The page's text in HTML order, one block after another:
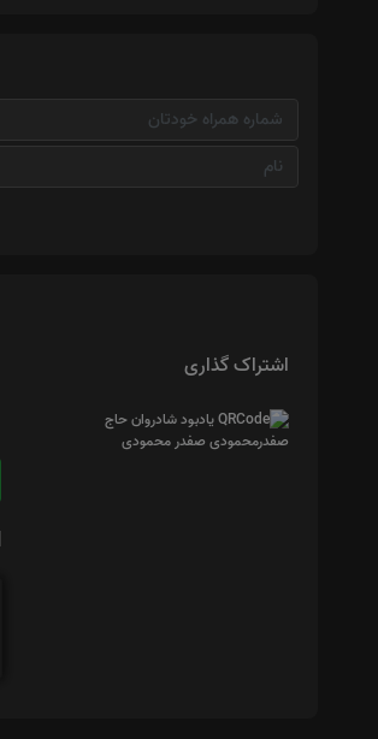
اشتراک گذاری